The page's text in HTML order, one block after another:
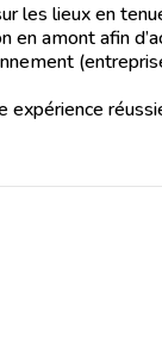
les lieux en
amont afin